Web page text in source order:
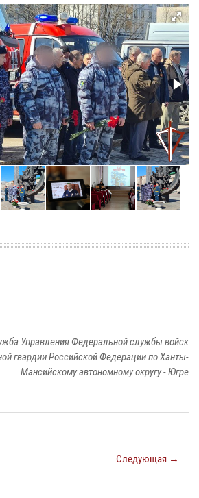
Управления Федеральной службы войск
гвардии Российской Федерации по Ханты-
Мансийскому автономному округу - Югре
Следующая →